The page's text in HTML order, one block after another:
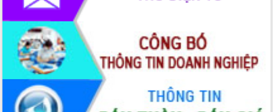
Quyết liệt tháo gỡ vướng mắc, đẩy
nhanh tiến độ các dự án trọng điểm
trong Khu kinh tế Nam Phú Yên
Hòn Yến phát triển du lịch gắn với bảo
tồn biển
Lấy ý kiến điều chỉnh Quy hoạch tỉnh
Đắk Lắk thời kỳ 2021-2030, tầm nhìn
đến năm 2050